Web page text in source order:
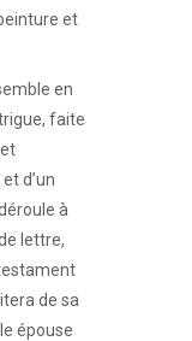
et
en
faite
d’un
à
lettre,
de sa
épouse